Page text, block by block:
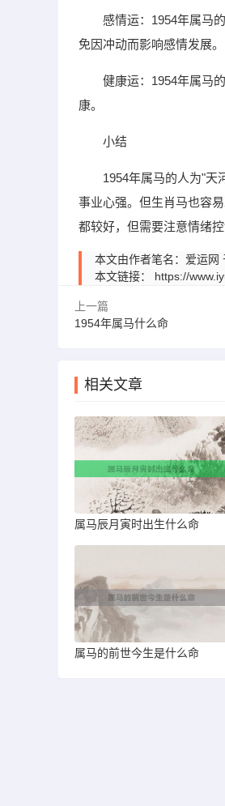
感情运：1954年属马
免因冲动而影响感情发展。
健康运：1954年属马
康。
小结
1954年属马的人为"天
事业心强。但生肖马也容
都较好，但需要注意情绪
本文由作者笔名：爱运网
本文链接： https://
上一篇
1954年属马什么命
相关文章
属马辰月寅时出生什么命
属马的前世今生是什么命